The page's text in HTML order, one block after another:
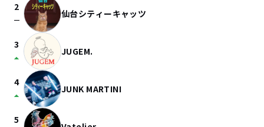
2
check_indeterminate_small 仙台シティーキャッツ
3
arrow_drop_up JUGEM.
4
arrow_drop_up JUNK MARTINI
5